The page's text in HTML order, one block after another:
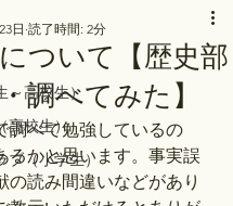
～高校生）
高校生）
ブ（小学生）
ついて【歴史部
調べてみた】
日 読了時間: 2分
調べて勉強しているの
るかと思います。事実誤
の読み間違いなどがあり